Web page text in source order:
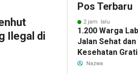
Ilegal di
Pos Terbaru
2 jam lalu
1.200 Warga
Jalan Sehat dan
Kesehatan
Bersama
Nazwa